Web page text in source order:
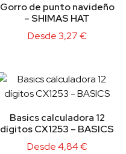
Gorro de punto navideño
– SHIMAS HAT
Desde3,27€
Basics calculadora 12
dígitos CX1253 – BASICS
Desde4,84€